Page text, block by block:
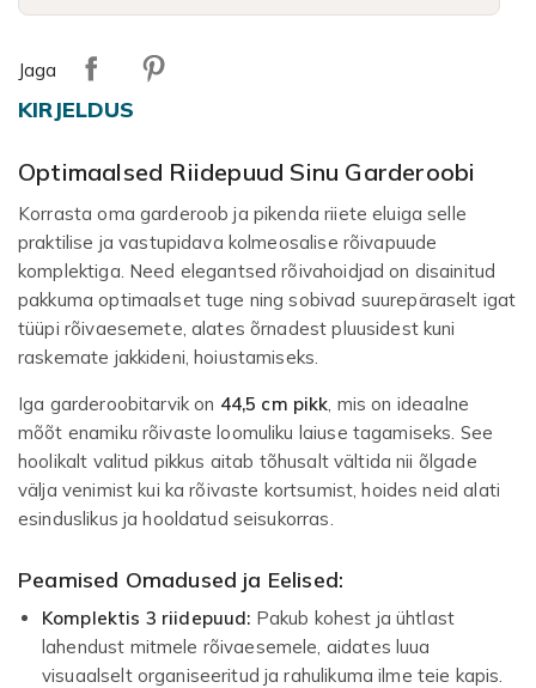
Jaga
KIRJELDUS
Optimaalsed Riidepuud Sinu Garderoobi
Korrasta oma garderoob ja pikenda riiete eluiga selle
praktilise ja vastupidava kolmeosalise rõivapuude
komplektiga. Need elegantsed rõivahoidjad on disainitud
pakkuma optimaalset tuge ning sobivad suurepäraselt igat
tüüpi rõivaesemete, alates õrnadest pluusidest kuni
raskemate jakkideni, hoiustamiseks.
Iga garderoobitarvik on 44,5 cm pikk , mis on ideaalne
mõõt enamiku rõivaste loomuliku laiuse tagamiseks. See
hoolikalt valitud pikkus aitab tõhusalt vältida nii õlgade
välja venimist kui ka rõivaste kortsumist, hoides neid alati
esinduslikus ja hooldatud seisukorras.
Peamised Omadused ja Eelised:
Komplektis 3 riidepuud: Pakub kohest ja ühtlast
lahendust mitmele rõivaesemele, aidates luua
visuaalselt organiseeritud ja rahulikuma ilme teie kapis.